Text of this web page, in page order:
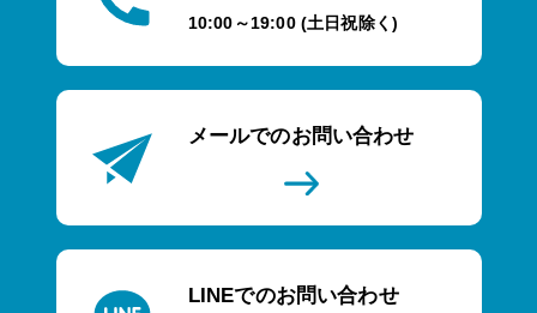
10:00～19:00 (土日祝除く)
メールでのお問い合わせ
LINEでのお問い合わせ